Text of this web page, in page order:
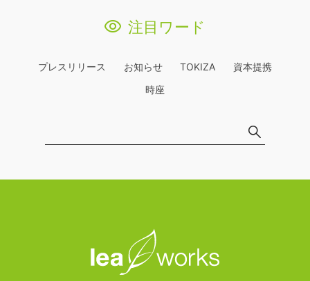
注目ワード
プレスリリース お知らせ TOKIZA
資本提携
時座